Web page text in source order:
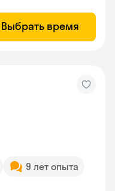
Выбрать время
9 лет опыта